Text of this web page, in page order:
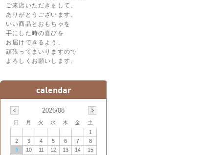
ご来店いただきまして、
ありがとうございます。
いい商品とおもちゃを
手にした時の喜びを
お届けできるよう、
頑張ってまいりますので
よろしくお願いします。
2026/08
日 月 火 水 木 金
土
1
2
3 4 5 6 7
8
9
10 11 12 13 14
15